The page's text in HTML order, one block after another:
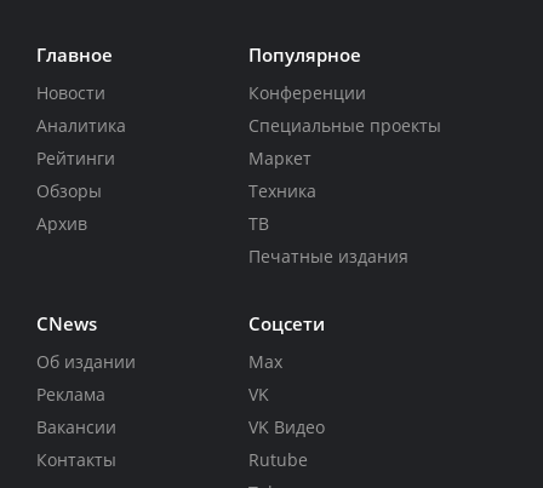
Главное
Новости
Аналитика
Рейтинги
Обзоры
Архив
Популярное
Конференции
Специальные проекты
Маркет
Техника
ТВ
Печатные издания
CNews
Об издании
Реклама
Вакансии
Контакты
Соцсети
Max
VK
VK Видео
Rutube